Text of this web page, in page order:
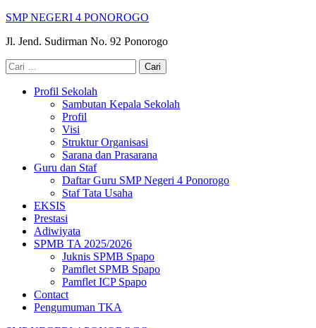
Lompat
konten
Enter)
SMP NEGERI 4 PONOROGO
Jl. Jend. Sudirman No. 92 Ponorogo
Cari
untuk:
Profil Sekolah
Sambutan Kepala Sekolah
Profil
Visi
Struktur Organisasi
Sarana dan Prasarana
Guru dan Staf
Daftar Guru SMP Negeri 4 Ponorogo
Staf Tata Usaha
EKSIS
Prestasi
Adiwiyata
SPMB TA 2025/2026
Juknis SPMB Spapo
Pamflet SPMB Spapo
Pamflet ICP Spapo
Contact
Pengumuman TKA